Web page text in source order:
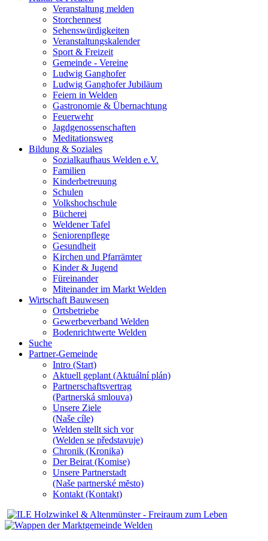
Veranstaltung melden
Storchennest
Sehenswürdigkeiten
Veranstaltungskalender
Sport & Freizeit
Gemeinde - Vereine
Ludwig Ganghofer
Ludwig Ganghofer Jubiläum
Feiern in Welden
Gastronomie & Übernachtung
Feuerwehr
Jagdgenossenschaften
Meditationsweg
Bildung & Soziales
Sozialkaufhaus Welden e.V.
Familien
Kinderbetreuung
Schulen
Volkshochschule
Bücherei
Weldener Tafel
Seniorenpflege
Gesundheit
Kirchen und Pfarrämter
Kinder & Jugend
Füreinander
Miteinander im Markt Welden
Wirtschaft Bauwesen
Ortsbetriebe
Gewerbeverband Welden
Bodenrichtwerte Welden
Suche
Partner-Gemeinde
Intro (Start)
Aktuell geplant (Aktuální plán)
Partnerschaftsvertrag
(Partnerská smlouva)
Unsere Ziele
(Naše cíle)
Welden stellt sich vor
(Welden se představuje)
Chronik (Kronika)
Der Beirat (Komise)
Unsere Partnerstadt
(Naše partnerské mĕsto)
Kontakt (Kontakt)